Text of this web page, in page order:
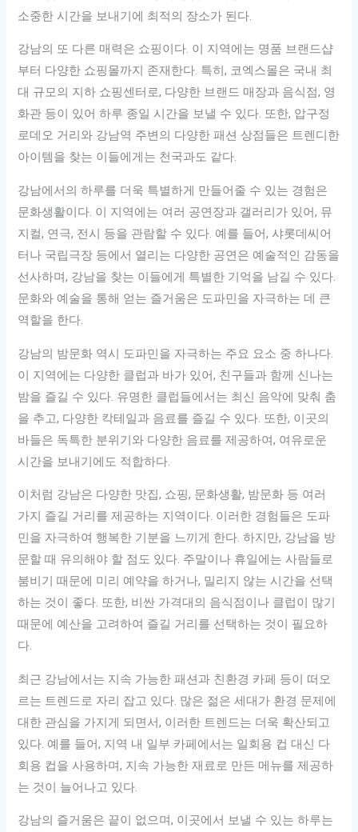
소중한 시간을 보내기에 최적의 장소가 된다.
강남의 또 다른 매력은 쇼핑이다. 이 지역에는 명품 브랜드샵
부터 다양한 쇼핑몰까지 존재한다. 특히, 코엑스몰은 국내 최
대 규모의 지하 쇼핑센터로, 다양한 브랜드 매장과 음식점, 영
화관 등이 있어 하루 종일 시간을 보낼 수 있다. 또한, 압구정
로데오 거리와 강남역 주변의 다양한 패션 상점들은 트렌디한
아이템을 찾는 이들에게는 천국과도 같다.
강남에서의 하루를 더욱 특별하게 만들어줄 수 있는 경험은
문화생활이다. 이 지역에는 여러 공연장과 갤러리가 있어, 뮤
지컬, 연극, 전시 등을 관람할 수 있다. 예를 들어, 샤롯데씨어
터나 국립극장 등에서 열리는 다양한 공연은 예술적인 감동을
선사하며, 강남을 찾는 이들에게 특별한 기억을 남길 수 있다.
문화와 예술을 통해 얻는 즐거움은 도파민을 자극하는 데 큰
역할을 한다.
강남의 밤문화 역시 도파민을 자극하는 주요 요소 중 하나다.
이 지역에는 다양한 클럽과 바가 있어, 친구들과 함께 신나는
밤을 즐길 수 있다. 유명한 클럽들에서는 최신 음악에 맞춰 춤
을 추고, 다양한 칵테일과 음료를 즐길 수 있다. 또한, 이곳의
바들은 독특한 분위기와 다양한 음료를 제공하여, 여유로운
시간을 보내기에도 적합하다.
이처럼 강남은 다양한 맛집, 쇼핑, 문화생활, 밤문화 등 여러
가지 즐길 거리를 제공하는 지역이다. 이러한 경험들은 도파
민을 자극하여 행복한 기분을 느끼게 한다. 하지만, 강남을 방
문할 때 유의해야 할 점도 있다. 주말이나 휴일에는 사람들로
붐비기 때문에 미리 예약을 하거나, 밀리지 않는 시간을 선택
하는 것이 좋다. 또한, 비싼 가격대의 음식점이나 클럽이 많기
때문에 예산을 고려하여 즐길 거리를 선택하는 것이 필요하
다.
최근 강남에서는 지속 가능한 패션과 친환경 카페 등이 떠오
르는 트렌드로 자리 잡고 있다. 많은 젊은 세대가 환경 문제에
대한 관심을 가지게 되면서, 이러한 트렌드는 더욱 확산되고
있다. 예를 들어, 지역 내 일부 카페에서는 일회용 컵 대신 다
회용 컵을 사용하며, 지속 가능한 재료로 만든 메뉴를 제공하
는 것이 늘어나고 있다.
강남의 즐거움은 끝이 없으며, 이곳에서 보낼 수 있는 하루는